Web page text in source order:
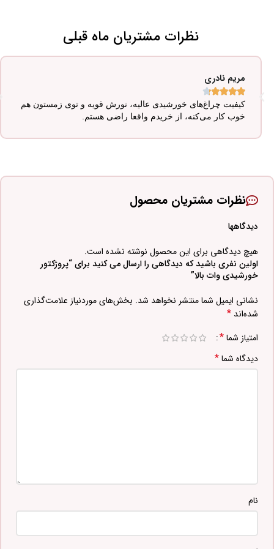
نظرات مشتریان ماه قبلی
مریم نادری





کیفیت چراغ‌های خورشیدی عالیه، نورش قویه و توی زمستون هم
خوب کار می‌کنه، از خریدم واقعا راضی هستم.
نظرات مشتریان محصول
دیدگاهها
هیچ دیدگاهی برای این محصول نوشته نشده است.
اولین نفری باشید که دیدگاهی را ارسال می کنید برای “پروژکتور
خورشیدی وات بالا”
نشانی ایمیل شما منتشر نخواهد شد. بخش‌های موردنیاز علامت‌گذاری
شده‌اند *
امتیاز شما*
دیدگاه شما*
نام